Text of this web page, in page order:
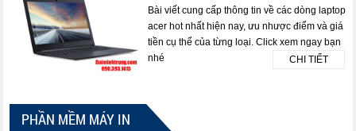
Bài viết cung cấp thông tin về các dòng laptop
acer hot nhất hiện nay, ưu nhược điểm và giá
tiền cụ thể của từng loại. Click xem ngay bạn
nhé
CHI TIẾT
PHẦN MỀM MÁY IN